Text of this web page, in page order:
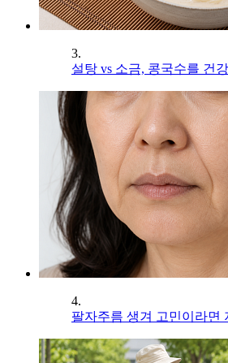
3.
설탕 vs 소금, 콩국수를 건
4.
팔자주름 생겨 고민이라면